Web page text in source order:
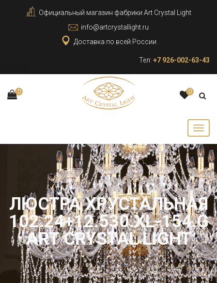
Официальный магазин фабрики Art Crystal Light
info@artcrystallight.ru
Доставка по всей России
Тел: +7 926-002-63-43
0 0
ЛЮСТРА ХРУСТАЛЬНАЯ
102.24+12.530.XL-154.G
ART CRYSTAL LIGHT